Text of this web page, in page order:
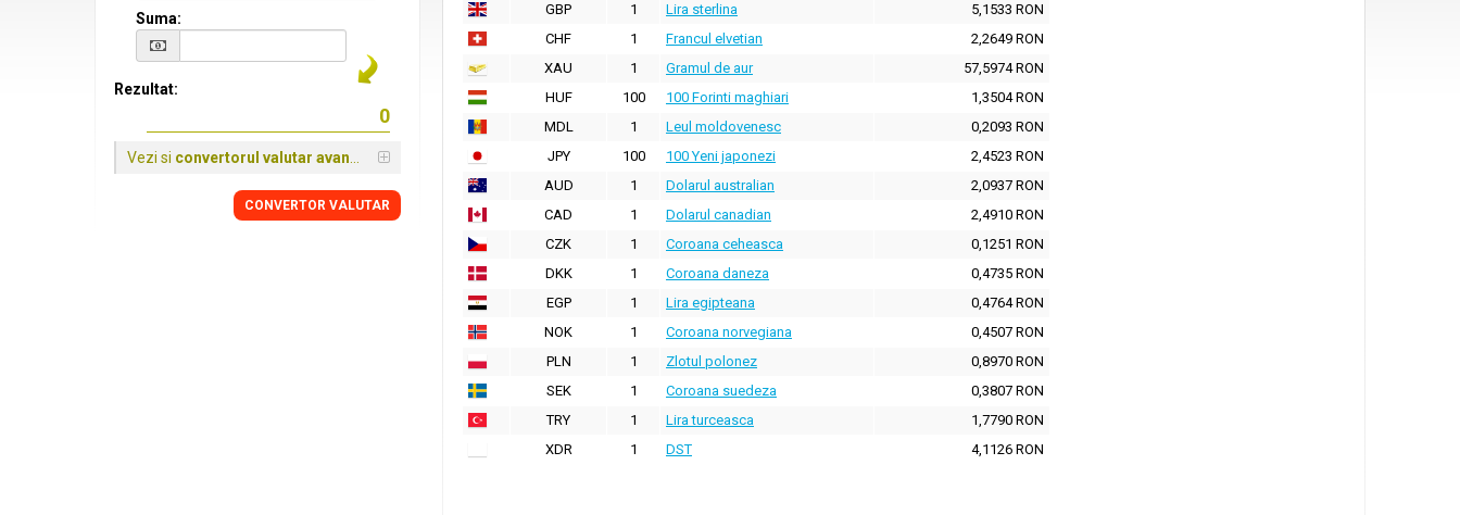
GBP
1 Lira sterlina
5,1533 RON
CHF
1 Francul elvetian
2,2649 RON
XAU
1 Gramul de aur
57,5974 RON
HUF
100 100 Forinti maghiari
1,3504 RON
MDL
1 Leul moldovenesc
0,2093 RON
JPY
100 100 Yeni japonezi
2,4523 RON
AUD
1 Dolarul australian
2,0937 RON
CAD
1 Dolarul canadian
2,4910 RON
CZK
1 Coroana ceheasca
0,1251 RON
DKK
1 Coroana daneza
0,4735 RON
EGP
1 Lira egipteana
0,4764 RON
NOK
1 Coroana norvegiana
0,4507 RON
PLN
1 Zlotul polonez
0,8970 RON
SEK
1 Coroana suedeza
0,3807 RON
TRY
1 Lira turceasca
1,7790 RON
XDR
1 DST 4,1126 RON
Suma:
Rezultat:
Vezi si convertorul valutar avansat
CONVERTOR VALUTAR